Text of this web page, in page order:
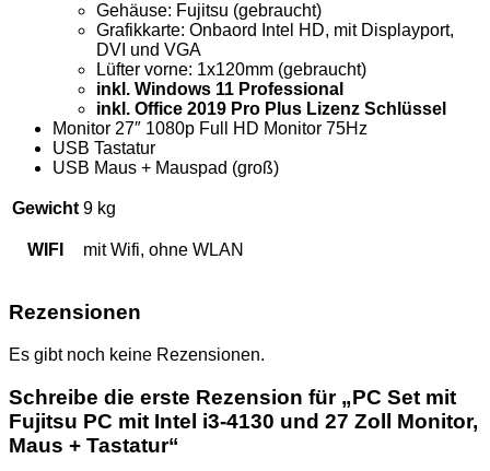
Gehäuse: Fujitsu (gebraucht)
Grafikkarte: Onbaord Intel HD, mit Displayport,
DVI und VGA
Lüfter vorne: 1x120mm (gebraucht)
inkl. Windows 11 Professional
inkl. Office 2019 Pro Plus Lizenz Schlüssel
Monitor 27″ 1080p Full HD Monitor 75Hz
USB Tastatur
USB Maus + Mauspad (groß)
Gewicht 9 kg
WIFI mit Wifi, ohne WLAN
Rezensionen
Es gibt noch keine Rezensionen.
Schreibe die erste Rezension für „PC Set mit
Fujitsu PC mit Intel i3-4130 und 27 Zoll Monitor,
Maus + Tastatur“